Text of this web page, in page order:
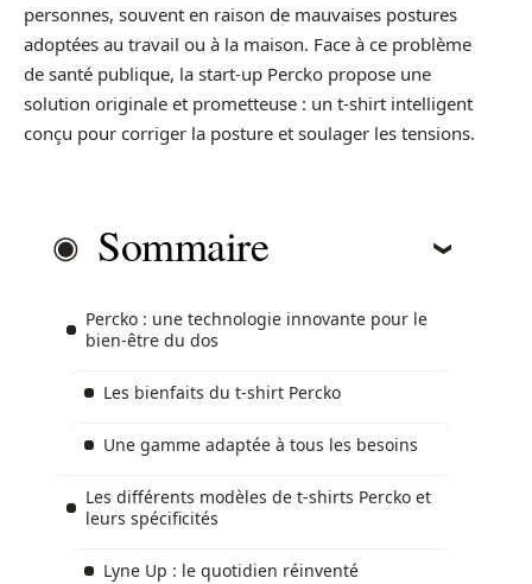
personnes, souvent en raison de mauvaises postures
adoptées au travail ou à la maison. Face à ce problème
de santé publique, la start-up Percko propose une
solution originale et prometteuse : un t-shirt intelligent
conçu pour corriger la posture et soulager les tensions.
Sommaire
Percko : une technologie innovante pour le
bien-être du dos
Les bienfaits du t-shirt Percko
Une gamme adaptée à tous les besoins
Les différents modèles de t-shirts Percko et
leurs spécificités
Lyne Up : le quotidien réinventé